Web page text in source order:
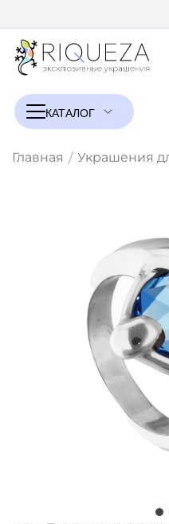
Главная / Украшения